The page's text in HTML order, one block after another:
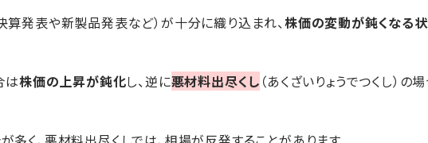
算発表や新製品発表など）が十分に織り込まれ、株価の変動が鈍くなる
は株価の上昇が鈍化し、逆に悪材料出尽くし （あくざいりょうでつくし）の